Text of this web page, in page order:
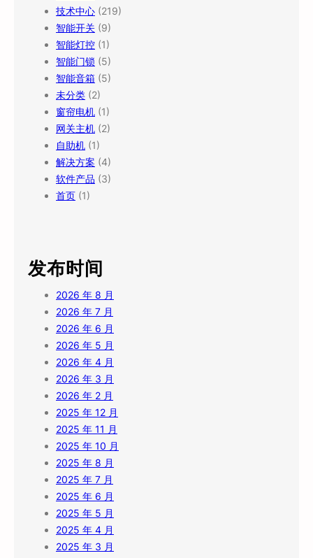
技术中心 (219)
智能开关 (9)
智能灯控 (1)
智能门锁 (5)
智能音箱 (5)
未分类 (2)
窗帘电机 (1)
网关主机 (2)
自助机 (1)
解决方案 (4)
软件产品 (3)
首页 (1)
发布时间
2026 年 8 月
2026 年 7 月
2026 年 6 月
2026 年 5 月
2026 年 4 月
2026 年 3 月
2026 年 2 月
2025 年 12 月
2025 年 11 月
2025 年 10 月
2025 年 8 月
2025 年 7 月
2025 年 6 月
2025 年 5 月
2025 年 4 月
2025 年 3 月